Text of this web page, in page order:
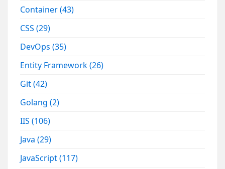
Container(43)
CSS(29)
DevOps(35)
Entity Framework(26)
Git(42)
Golang(2)
IIS(106)
Java(29)
JavaScript(117)